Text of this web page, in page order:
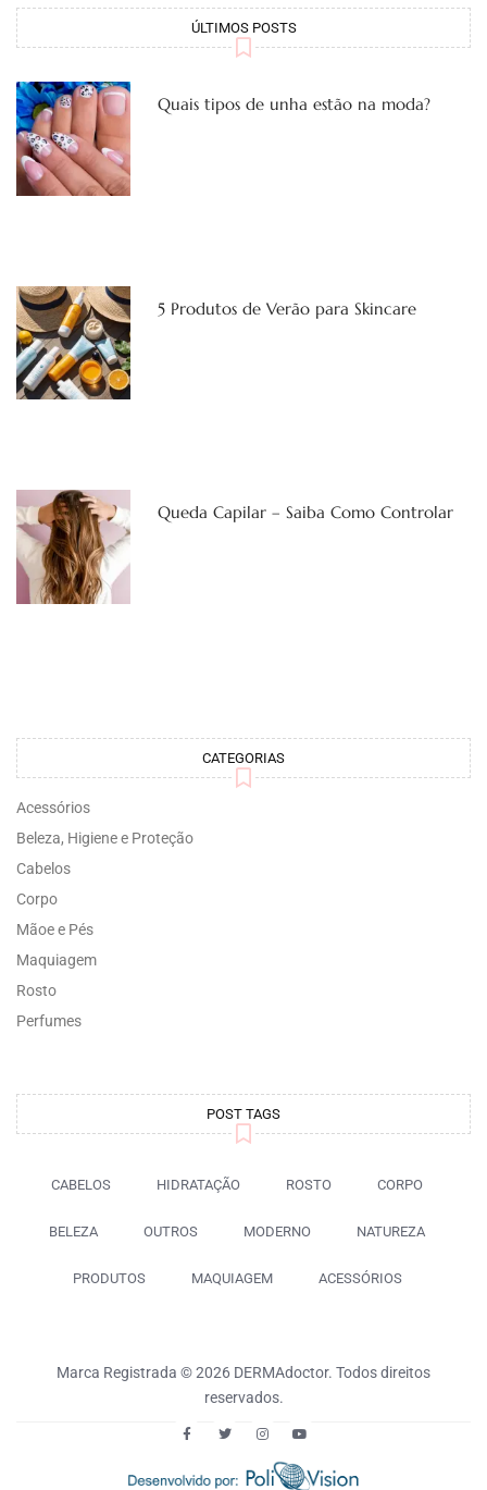
ÚLTIMOS POSTS
Quais tipos de unha estão na moda?
5 Produtos de Verão para Skincare
Queda Capilar – Saiba Como Controlar
CATEGORIAS
Acessórios
Beleza, Higiene e Proteção
Cabelos
Corpo
Mãoe e Pés
Maquiagem
Rosto
Perfumes
POST TAGS
CABELOS HIDRATAÇÃO ROSTO CORPO
BELEZA OUTROS MODERNO NATUREZA
PRODUTOS MAQUIAGEM ACESSÓRIOS
Marca Registrada © 2026 DERMAdoctor. Todos direitos
reservados.